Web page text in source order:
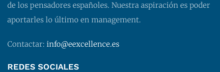
de los pensadores españoles. Nuestra aspiración es poder
aportarles lo último en management.
Contactar: info@eexcellence.es
REDES SOCIALES